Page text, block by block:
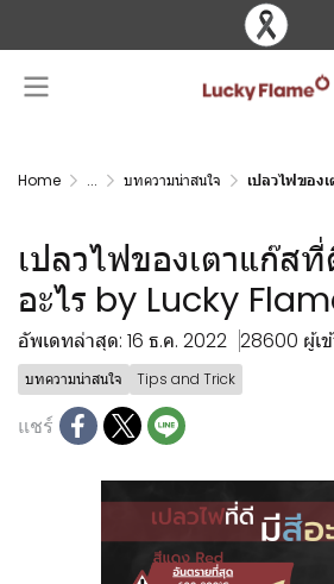
Home ... บทความน่าสนใจ เปลวไฟของเตา
เปลวไฟของเตาแก๊ส
อะไร by Lucky
อัพเดทล่าสุด: 16 ธ.ค. 2022 28600 ผู้เ
บทความน่าสนใจ Tips and Trick
แชร์